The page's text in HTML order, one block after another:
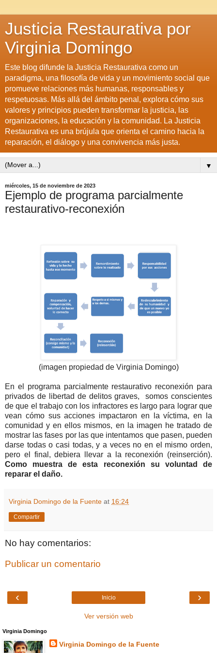
Justicia Restaurativa por
Virginia Domingo
Este blog difunde la Justicia Restaurativa como un
paradigma, una filosofía de vida y un movimiento social que
promueve relaciones más humanas, responsables y
respetuosas. Más allá del ámbito penal, explora cómo sus
valores y principios pueden transformar la justicia, las
organizaciones, la educación y la comunidad. La Justicia
Restaurativa es una brújula que orienta el camino hacia la
reparación, el diálogo y una convivencia más justa.
▼
miércoles, 15 de noviembre de 2023
Ejemplo de programa parcialmente
restaurativo-reconexión
(imagen propiedad de Virginia Domingo)
En el programa parcialmente restaurativo reconexión para
privados de libertad de delitos graves, somos conscientes
de que el trabajo con los infractores es largo para lograr que
vean cómo sus acciones impactaron en la víctima, en la
comunidad y en ellos mismos, en la imagen he tratado de
mostrar las fases por las que intentamos que pasen, pueden
darse todas o casi todas, y a veces no en el mismo orden,
pero el final, debiera llevar a la reconexión (reinserción).
Como muestra de esta reconexión su voluntad de
reparar el daño.
Virginia Domingo de la Fuente at 16:24
Compartir
No hay comentarios:
Publicar un comentario
‹ ›
Inicio
Ver versión web
Virginia Domingo
Virginia Domingo de la Fuente